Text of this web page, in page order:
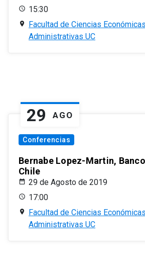
15:30
Facultad de Ciencias
Administrativas UC
29 AGO
Conferencias
Bernabe Lopez-Martin,
Chile
29 de Agosto de 2019
17:00
Facultad de Ciencias
Administrativas UC